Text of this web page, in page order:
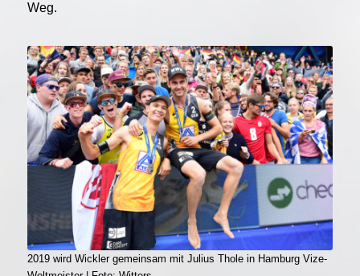
Weg.
2019 wird Wickler gemeinsam mit Julius Thole in Hamburg Vize-